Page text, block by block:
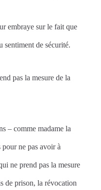
embraye sur le fait que
sentiment de sécurité.
pas la mesure de la
– comme madame la
pour ne pas avoir à
ne prend pas la mesure
de prison, la révocation